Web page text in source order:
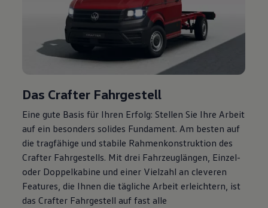
Das Crafter Fahrgestell
Eine gute Basis für Ihren Erfolg: Stellen Sie Ihre Arbeit
auf ein besonders solides Fundament. Am besten auf
die tragfähige und stabile Rahmenkonstruktion des
Crafter Fahrgestells. Mit drei Fahrzeuglängen, Einzel-
oder Doppelkabine und einer Vielzahl an cleveren
Features, die Ihnen die tägliche Arbeit erleichtern, ist
das Crafter Fahrgestell auf fast alle